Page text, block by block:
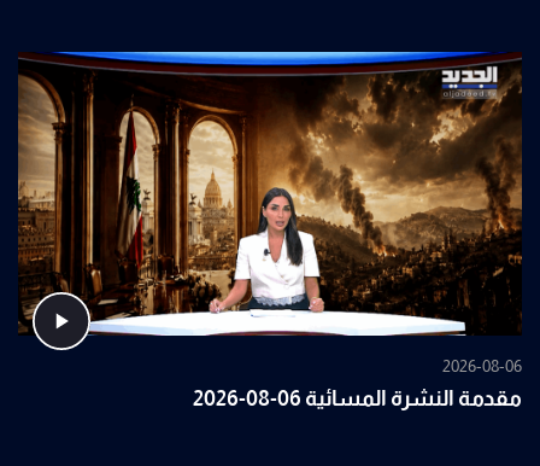
2026-08-06
مقدمة النشرة المسائية 06-08-2026